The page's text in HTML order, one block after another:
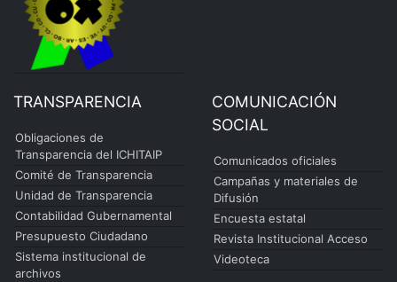
TRANSPARENCIA
Obligaciones de
Transparencia del ICHITAIP
Comité de Transparencia
Unidad de Transparencia
Contabilidad Gubernamental
Presupuesto Ciudadano
Sistema institucional de
archivos
COMUNICACIÓN
SOCIAL
Comunicados oficiales
Campañas y materiales de
Difusión
Encuesta estatal
Revista Institucional Acceso
Videoteca